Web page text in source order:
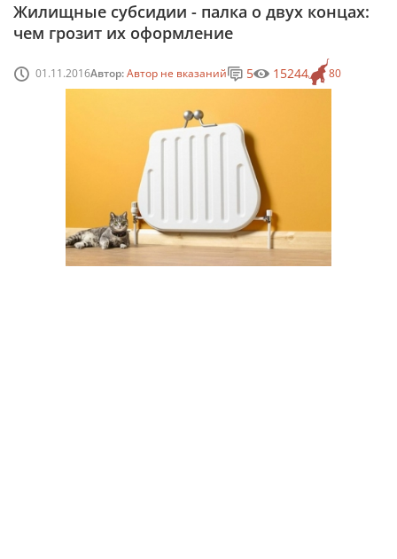
Жилищные субсидии - палка о двух концах:
чем грозит их оформление
01.11.2016Автор:Автор не вказаний 80
5 15244